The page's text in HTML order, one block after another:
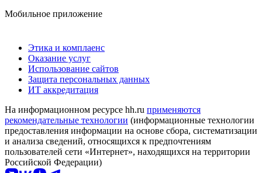
Мобильное приложение
Этика и комплаенс
Оказание услуг
Использование сайтов
Защита персональных данных
ИТ аккредитация
На информационном ресурсе hh.ru применяются
рекомендательные технологии (информационные технологии
предоставления информации на основе сбора, систематизации
и анализа сведений, относящихся к предпочтениям
пользователей сети «Интернет», находящихся на территории
Российской Федерации)